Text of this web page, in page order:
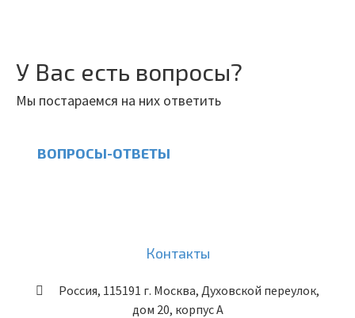
У Вас есть вопросы?
Мы постараемся на них ответить
ВОПРОСЫ-ОТВЕТЫ
Контакты
Россия, 115191 г. Москва, Духовской переулок,
дом 20, корпус А